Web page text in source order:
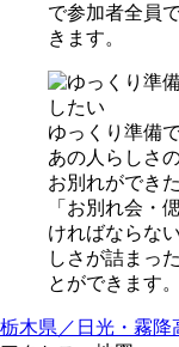
で参加者全員
きます。
ゆっくり準備で
あの⼈らしさ
お別れができた
「お別れ会・
ければならな
しさが詰まっ
とができます。
栃木県／日光・霧降